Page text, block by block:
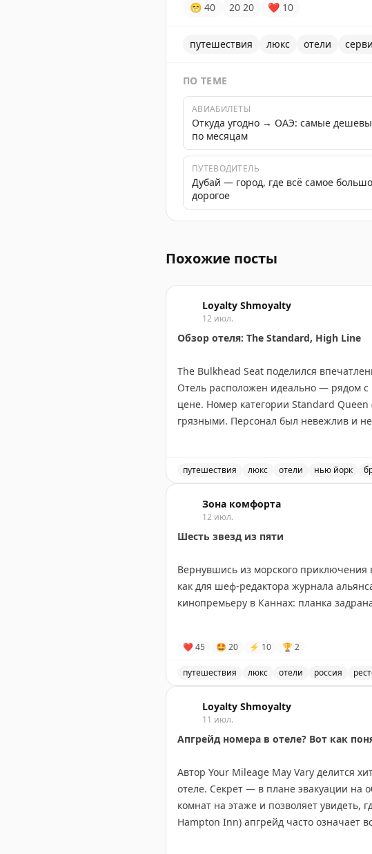
😁 40 20 20 ❤ 10
путешествия люкс отели
ПО ТЕМЕ
АВИАБИЛЕТЫ
Откуда угодно → ОАЭ: самые
по месяцам
ПУТЕВОДИТЕЛЬ
Дубай — город, где всё самое
дорогое
Похожие посты
Loyalty Shmoyalty
12 июл.
Обзор отеля: The Standard, High Line
The Bulkhead Seat поделился
Отель расположен идеально — рядом с
цене. Номер категории Standard
грязными. Персонал был невежлив и
нуждается в обновлении и
The Bulkhead Seat|Original
путешествия люкс отели нью йорк
Зона комфорта
12 июл.
Шесть звезд из пяти
Вернувшись из морского приключения
как для шеф-редактора журнала
кинопремьеру в Каннах: планка
вина, в другой клубника, на мне –
Команда отеля словно взяла протокол
Что я не ожидала увидеть, а это было:
- стайлер для волос
- отпариватель
- корзина для грязного белья
- мицеллярка и ополаскиватель для рта
- фонарик и пожарно-спасательный
❤ 45 🤩 20 ⚡ 10 🏆 2
путешествия люкс отели россия
Loyalty Shmoyalty
11 июл.
Апгрейд номера в отеле? Вот как
Автор Your Mileage May Vary делится
отеле. Секрет — в плане эвакуации на
комнат на этаже и позволяет увидеть,
Hampton Inn) апгрейд часто означает